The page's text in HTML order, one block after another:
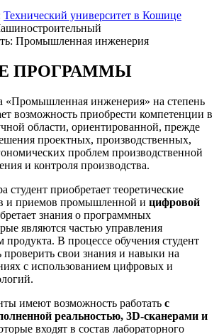
Технический университет в Кошице
Промышленная инженерия
ПРОГРАММЫ
«Промышленная инженерия» на степень
возможность приобрести компетенции в
области, ориентированной, прежде
проектных, производственных,
проблем производственной
и контроля производства.
студент приобретает теоретические
и приемов промышленной и цифровой
знания о программных
являются частью управления
В процессе обучения студент
проверить свои знания и навыки на
с использованием цифровых и
имеют возможность работать с
реальностью, 3D-сканерами и
входят в состав лабораторного